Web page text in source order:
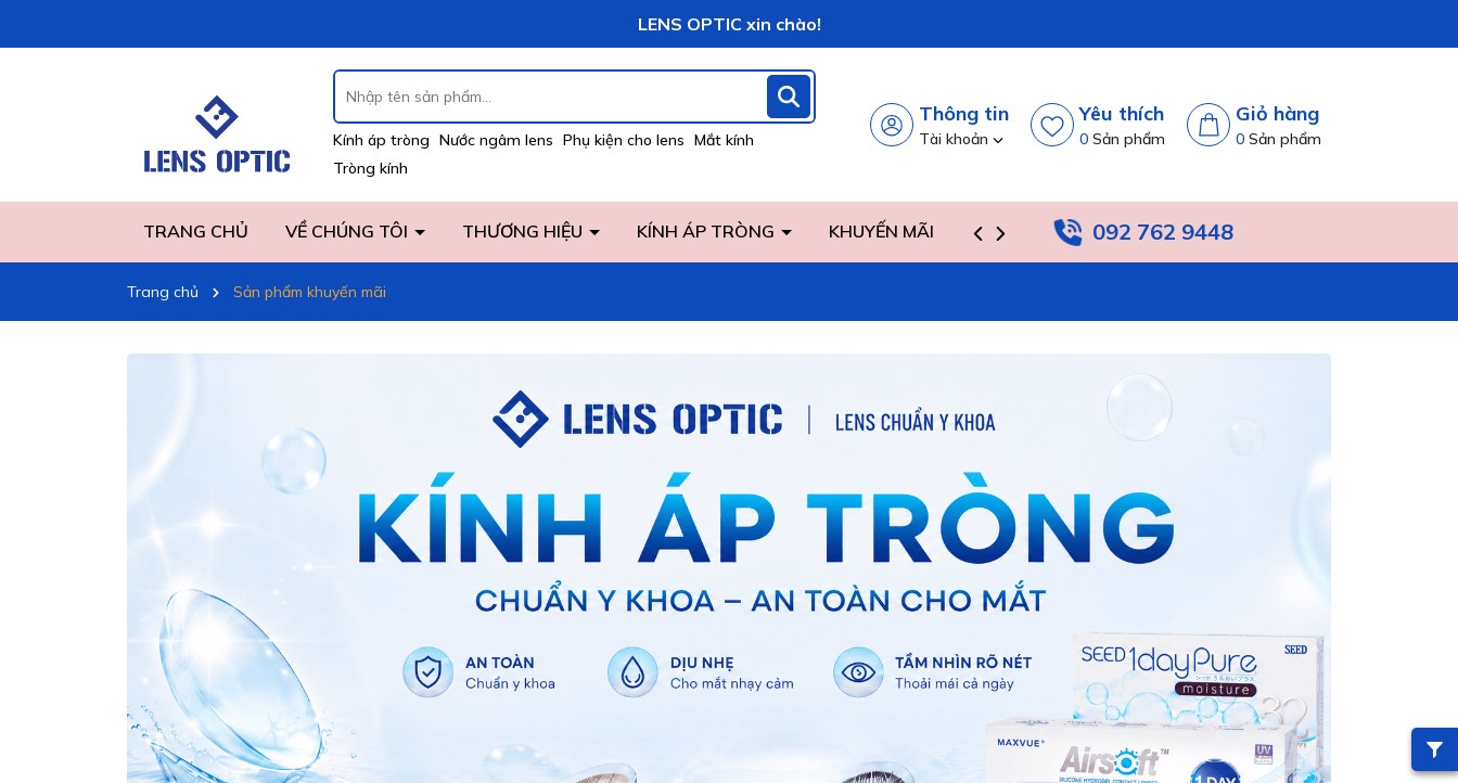
LENS OPTIC xin chào!
Vô vàng khuyến mãi hấp dẫn đang chờ đợi bạn!
Kính áp tròng Nước ngâm lens Phụ kiện cho lens Mắt kính
Tròng kính
Thông tin
Tài khoản
Yêu thích
0 Sản phẩm
Giỏ hàng
0 Sản phẩm
TRANG CHỦ VỀ CHÚNG TÔI THƯƠNG HIỆU KÍNH ÁP TRÒNG KHUYẾN MÃI TIN TỨC HỆ THỐNG
092 762 9448
Trang chủ Sản phẩm khuyến mãi